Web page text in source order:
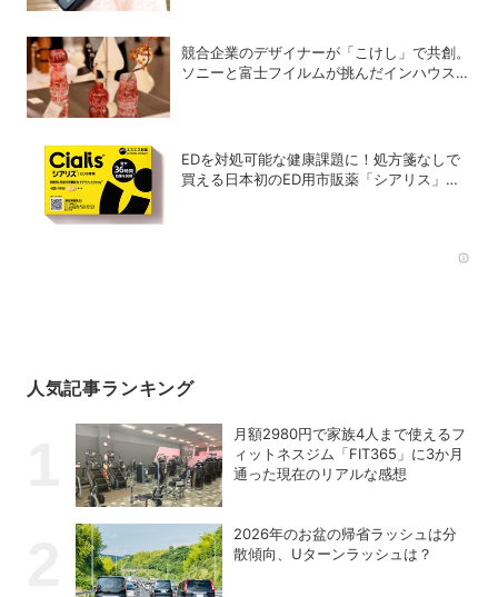
競合企業のデザイナーが「こけし」で共創。
ソニーと富士フイルムが挑んだインハウスデ
EDを対処可能な健康課題に！処方箋なしで
買える日本初のED用市販薬「シアリス」が
人気記事ランキング
月額2980円で家族4人まで使えるフ
ィットネスジム「FIT365」に3か月
通った現在のリアルな感想
2026年のお盆の帰省ラッシュは分
散傾向、Uターンラッシュは？